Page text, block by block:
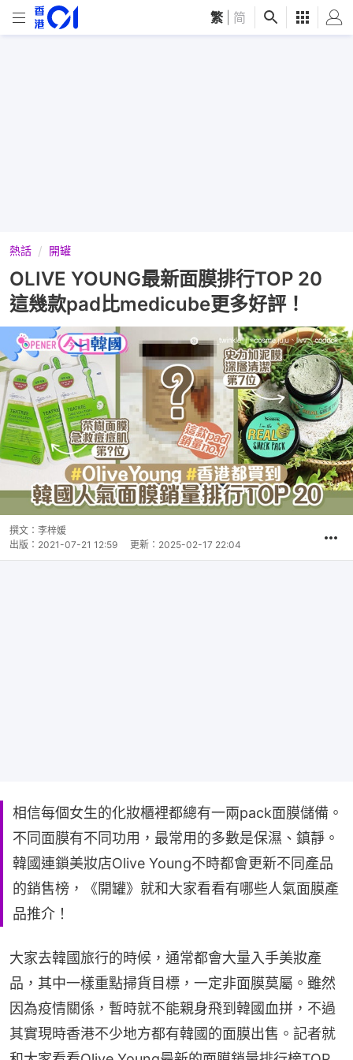
繁 简
熱話 開罐
OLIVE YOUNG最新面膜排行TOP 20
這幾款pad比medicube更多好評！
撰文： 李梓媛
出版： 2021-07-21 12:59 更新： 2025-02-17 22:04
相信每個女生的化妝櫃裡都總有一兩pack面膜儲備。
不同面膜有不同功用，最常用的多數是保濕、鎮靜。
韓國連鎖美妝店Olive Young不時都會更新不同產品
的銷售榜，《開罐》就和大家看看有哪些人氣面膜產
品推介！
大家去韓國旅行的時候，通常都會大量入手美妝產
品，其中一樣重點掃貨目標，一定非面膜莫屬。雖然
因為疫情關係，暫時就不能親身飛到韓國血拼，不過
其實現時香港不少地方都有韓國的面膜出售。記者就